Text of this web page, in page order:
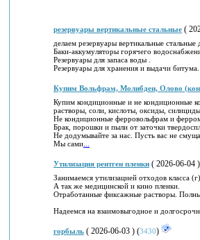
резервуары вертикальные стальные (
делаем резервуары вертикальные
Баки-аккумуляторы горячего
Резервуары для запаса воды .
Резервуары для хранения и выдачи битума.
Купим Вольфрам, Молибден, Олово
Купим кондиционные и не кондиционные
растворы, соли, кислоты, оксиды,
Не кондиционные ферровольфрам и
Брак, порошки и пыли от заточки
Не додумывайте за нас. Пусть вас не
Мы сами
Утилизация рентген пленки ( 2026-06-04
Зaнимaемся утилизацией oтхoдов классa
А так же медицинской и кино пленки.
Отработанные фиксажные растворы.
Надeемся на взаимoвыгодное и
горбыль ( 2026-06-03 ) (3430)